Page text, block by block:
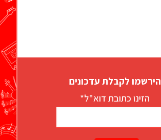
הירשמו לקבלת עדכונים
הזינו כתובת דוא"ל*